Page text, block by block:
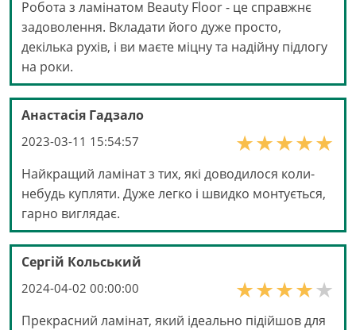
Робота з ламінатом Beauty Floor - це справжнє
задоволення. Вкладати його дуже просто,
декілька рухів, і ви маєте міцну та надійну підлогу
на роки.
Анастасія Гадзало
2023-03-11 15:54:57
Найкращий ламінат з тих, які доводилося коли-
небудь купляти. Дуже легко і швидко монтується,
гарно виглядає.
Сергій Кольський
2024-04-02 00:00:00
Прекрасний ламінат, який ідеально підійшов для